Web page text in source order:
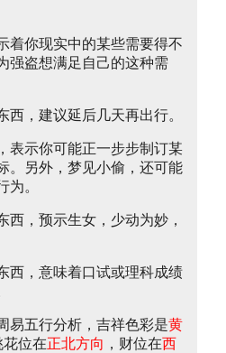
着你现实中的某些需要得不
强盗想满足自己的这种需
西，建议延后几天再出行。
表示你可能正一步步制订某
。另外，梦见小偷，还可能
为。
西，预示生女，少动为妙，
西，意味着口试或理科成绩
易五行分析，吉祥色彩是黄
花位在正北方向 ，财位在西